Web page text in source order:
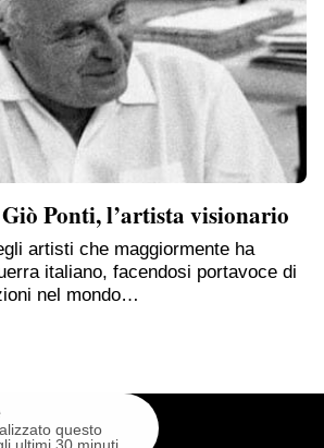
Ponti, l’artista visionario
artisti che maggiormente ha
italiano, facendosi portavoce di
nel mondo…
questo
ultimi 30 minuti.